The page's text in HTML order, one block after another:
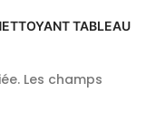
TABLEAU
Les champs